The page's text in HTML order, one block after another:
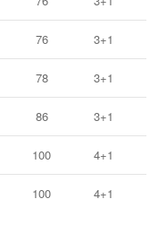
76 3+1
78 3+1
86 3+1
100 4+1
100 4+1